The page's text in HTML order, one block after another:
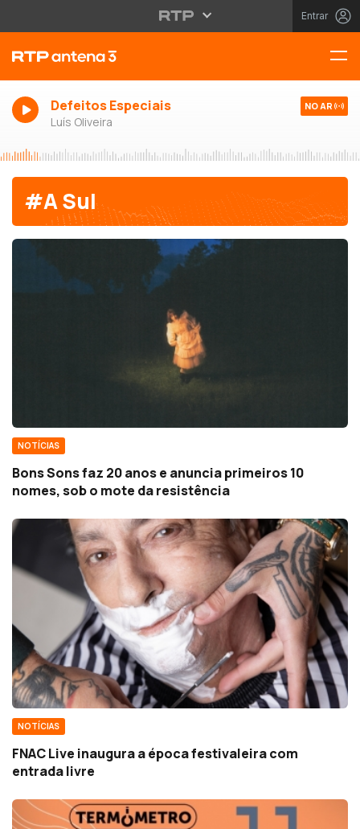
Entrar
Defeitos Especiais
Luís Oliveira
NO AR
#A Sul
NOTÍCIAS
Bons Sons faz 20 anos e anuncia primeiros 10
nomes, sob o mote da resistência
NOTÍCIAS
FNAC Live inaugura a época festivaleira com
entrada livre